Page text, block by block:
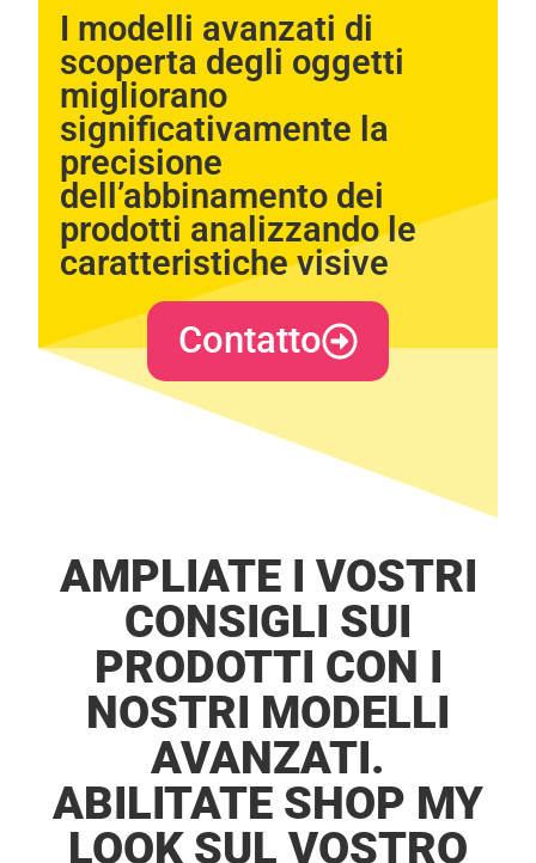
I modelli avanzati di
scoperta degli oggetti
migliorano
significativamente la
precisione
dell’abbinamento dei
prodotti analizzando le
caratteristiche visive​​
Contatto
AMPLIATE I VOSTRI
CONSIGLI SUI
PRODOTTI CON I
NOSTRI MODELLI
AVANZATI.
ABILITATE SHOP MY
LOOK SUL VOSTRO
based on
how the
website is
used.
our website
to perform
as well as
possible
visit. If you
refuse these
cookies,
from the
Marketing
By sharing
your
interests
behavior as
you visit our
site, you
increase the
chance of
seeing
personalized
content and
offers.